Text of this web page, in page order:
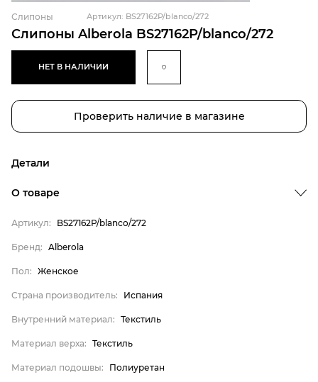
Слипоны Alberola BS27162P/blanco/272
Слипоны Артикул: BS27162P/blanco/272
НЕТ В НАЛИЧИИ
Проверить наличие в магазине
Детали
Бренд
Пол
Страна производитель
Внутренний материал
Материал верха
Материал подошвы
О товаре
Артикул: BS27162P/blanco/272
Бренд: Alberola
Пол: Женское
Страна производитель: Испания
Внутренний материал: Текстиль
Материал верха: Текстиль
Материал подошвы: Полиуретан